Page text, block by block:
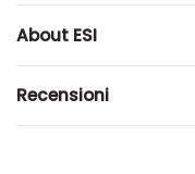
About ESI
Recensioni